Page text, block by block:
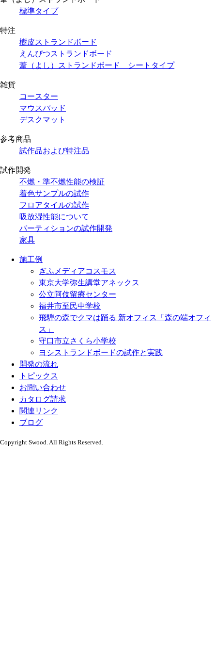
標準タイプ
特注
樹皮ストランドボード
えんぴつストランドボード
葦（よし）ストランドボード シートタイプ
雑貨
コースター
マウスパッド
デスクマット
参考商品
試作品および特注品
試作開発
不燃・準不燃性能の検証
着色サンプルの試作
フロアタイルの試作
吸放湿性能について
パーティションの試作開発
家具
施工例
ぎふメディアコスモス
東京大学弥生講堂アネックス
公立阿伎留療センター
福井市至民中学校
飛騨の森でクマは踊る 新オフィス「森の端オフィ
ス」
守口市立さくら小学校
ヨシストランドボードの試作と実践
開発の流れ
トピックス
お問い合わせ
カタログ請求
関連リンク
ブログ
Copyright Swood. All Rights Reserved.